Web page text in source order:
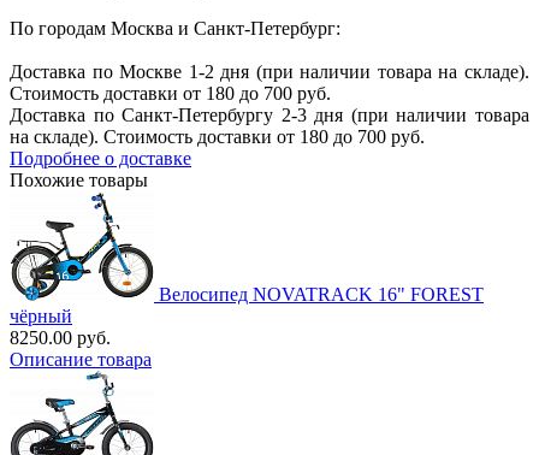
По городам Москва и Санкт-Петербург:
Доставка по Москве 1-2 дня (при наличии товара на складе).
Стоимость доставки от 180 до 700 руб.
Доставка по Санкт-Петербургу 2-3 дня (при наличии товара
на складе). Стоимость доставки от 180 до 700 руб.
Подробнее о доставке
Похожие товары
Велосипед NOVATRACK 16" FOREST
чёрный
8250.00 руб.
Описание товара